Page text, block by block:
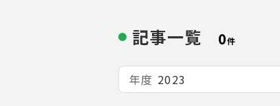
記事一覧 0件
年度